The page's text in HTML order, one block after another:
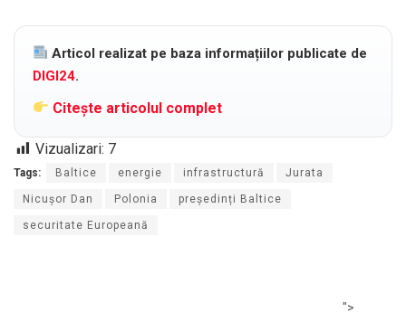
Articol realizat pe baza informațiilor publicate de
DIGI24.
Citește articolul complet
Vizualizari: 7
Tags: Baltice energie infrastructură Jurata
Nicușor Dan Polonia președinți Baltice
securitate Europeană
">